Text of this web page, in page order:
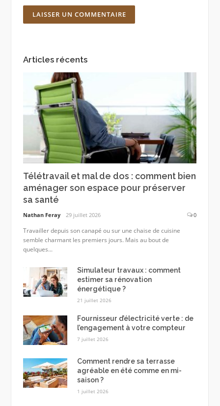
Articles récents
Télétravail et mal de dos : comment bien
aménager son espace pour préserver
sa santé
Nathan Feray 29 juillet 2026 0
Travailler depuis son canapé ou sur une chaise de cuisine
semble charmant les premiers jours. Mais au bout de
quelques...
Simulateur travaux : comment
estimer sa rénovation
énergétique ?
21 juillet 2026
Fournisseur d’électricité verte : de
l’engagement à votre compteur
7 juillet 2026
Comment rendre sa terrasse
agréable en été comme en mi-
saison ?
1 juillet 2026